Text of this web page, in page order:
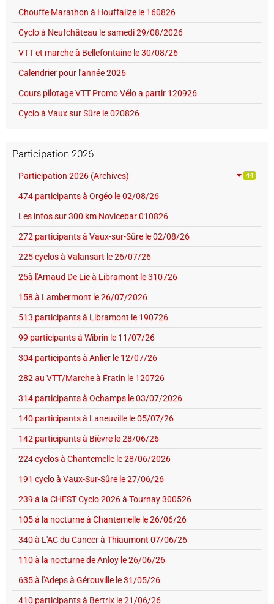
Chouffe Marathon à Houffalize le 160826
Cyclo à Neufchâteau le samedi 29/08/2026
VTT et marche à Bellefontaine le 30/08/26
Calendrier pour l'année 2026
Cours pilotage VTT Promo Vélo a partir 120926
Cyclo à Vaux sur Sûre le 020826
Participation 2026
Participation 2026 (Archives) 44
474 participants à Orgéo le 02/08/26
Les infos sur 300 km Novicebar 010826
272 participants à Vaux-sur-Sûre le 02/08/26
225 cyclos à Valansart le 26/07/26
25à l'Arnaud De Lie à Libramont le 310726
158 à Lambermont le 26/07/2026
513 participants à Libramont le 190726
99 participants à Wibrin le 11/07/26
304 participants à Anlier le 12/07/26
282 au VTT/Marche à Fratin le 120726
314 participants à Ochamps le 03/07/2026
140 participants à Laneuville le 05/07/26
142 participants à Bièvre le 28/06/26
224 cyclos à Chantemelle le 28/06/2026
191 cyclo à Vaux-Sur-Sûre le 27/06/26
239 à la CHEST Cyclo 2026 à Tournay 300526
105 à la nocturne à Chantemelle le 26/06/26
340 à L'AC du Cancer à Thiaumont 07/06/26
110 à la nocturne de Anloy le 26/06/26
635 à l'Adeps à Gérouville le 31/05/26
410 participants à Bertrix le 21/06/26